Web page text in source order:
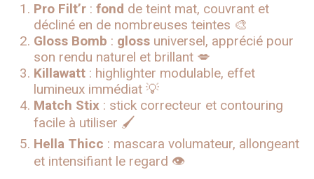
Pro Filt’r : fond de teint mat, couvrant et
décliné en de nombreuses teintes 🎨
Gloss Bomb : gloss universel, apprécié pour
son rendu naturel et brillant 💋
Killawatt : highlighter modulable, effet
lumineux immédiat 💡
Match Stix : stick correcteur et contouring
facile à utiliser 🖌️
Hella Thicc : mascara volumateur, allongeant
et intensifiant le regard 👁️